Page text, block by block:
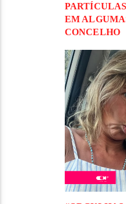
EM
CONCELHO